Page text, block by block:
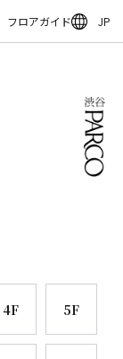
フロアガイド JP
アクセス
4F 5F